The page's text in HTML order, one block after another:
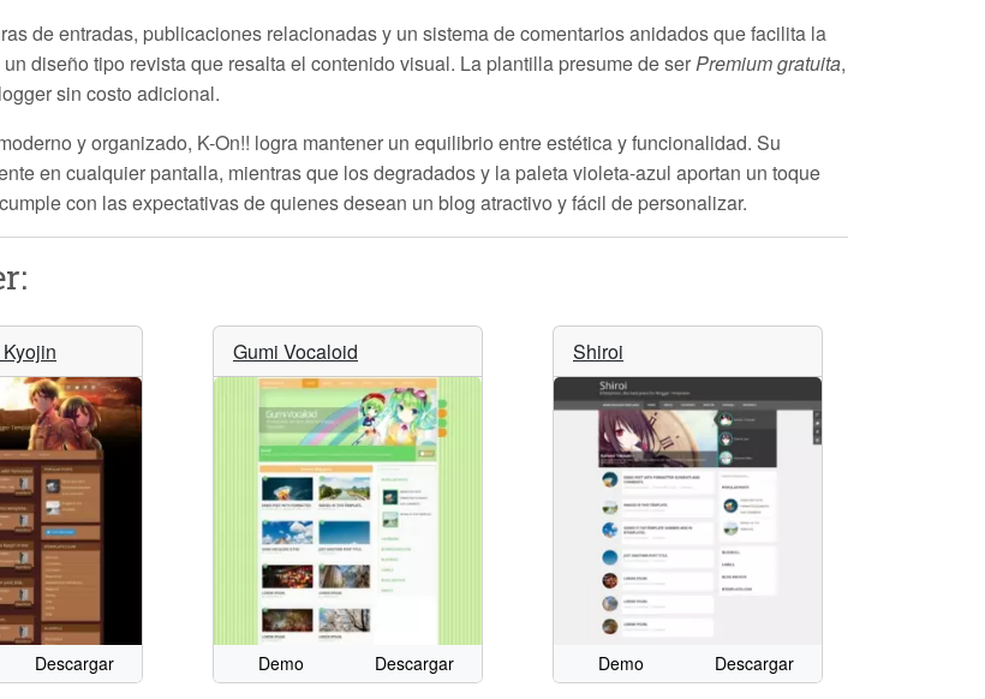
de entradas, publicaciones relacionadasy un sistema decomentarios anidadosque facilita la
diseño tipo revista que resalta el contenido visual. La plantilla presume de serPremium gratuita,
sin costo adicional.
y organizado, K-On!! logra mantener un equilibrio entre estética y funcionalidad. Su
en cualquier pantalla, mientras que los degradados y la paleta violeta-azul aportan un toque
con las expectativas de quienes desean un blog atractivo y fácil de personalizar.
Descargar
Gumi Vocaloid
Demo Descargar
Shiroi
Demo Descargar